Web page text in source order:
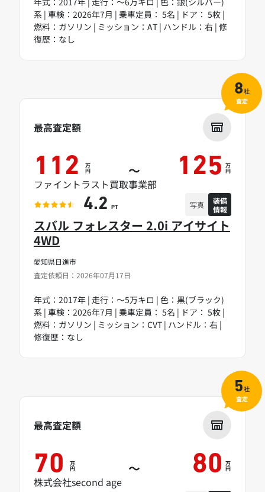
系 | 車検：2026年7月 | 乗車定員： 5名 | ドア： 5枚 |
燃料：ガソリン | ミッション：AT | ハンドル：右 | 修
復歴：なし
愛知県日進市
査定依頼日：2026年07月17日
スバル フォレスター 2.0i アイサイト
4WD
年式：2017年 | 走行：～5万キロ | 色：黒(ブラック)
系 | 車検：2026年7月 | 乗車定員： 5名 | ドア： 5枚 |
燃料：ガソリン | ミッション：CVT | ハンドル：右 |
修復歴：なし
最高査定額
112 万
円 ～ 125 万
円
ファイントラスト買取事業部
4.2 PT 写真
装備
情報
8社
査定
最高査定額
70 万
円 ～ 80 万
円
株式会社second age
5社
査定